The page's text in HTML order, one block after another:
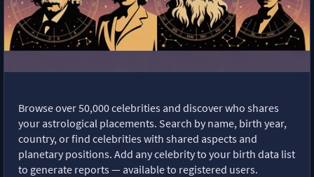
Browse over 50,000 celebrities and discover who shares
your astrological placements. Search by name, birth year,
country, or find celebrities with shared aspects and
planetary positions. Add any celebrity to your birth data list
to generate reports — available to registered users.